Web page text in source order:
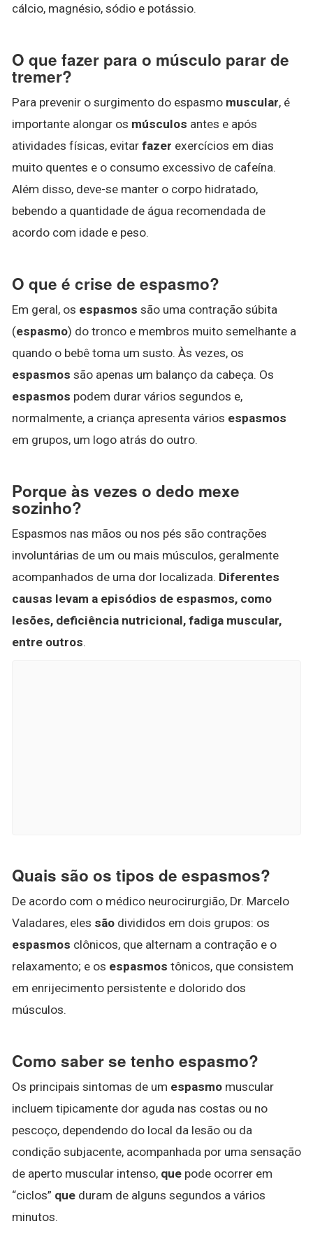
cálcio, magnésio, sódio e potássio.
O que fazer para o músculo parar de
tremer?
Para prevenir o surgimento do espasmo muscular, é
importante alongar os músculos antes e após
atividades físicas, evitar fazer exercícios em dias
muito quentes e o consumo excessivo de cafeína.
Além disso, deve-se manter o corpo hidratado,
bebendo a quantidade de água recomendada de
acordo com idade e peso.
O que é crise de espasmo?
Em geral, os espasmos são uma contração súbita
(espasmo) do tronco e membros muito semelhante a
quando o bebê toma um susto. Às vezes, os
espasmos são apenas um balanço da cabeça. Os
espasmos podem durar vários segundos e,
normalmente, a criança apresenta vários espasmos
em grupos, um logo atrás do outro.
Porque às vezes o dedo mexe
sozinho?
Espasmos nas mãos ou nos pés são contrações
involuntárias de um ou mais músculos, geralmente
acompanhados de uma dor localizada. Diferentes
causas levam a episódios de espasmos, como
lesões, deficiência nutricional, fadiga muscular,
entre outros.
Quais são os tipos de espasmos?
De acordo com o médico neurocirurgião, Dr. Marcelo
Valadares, eles são divididos em dois grupos: os
espasmos clônicos, que alternam a contração e o
relaxamento; e os espasmos tônicos, que consistem
em enrijecimento persistente e dolorido dos
músculos.
Como saber se tenho espasmo?
Os principais sintomas de um espasmo muscular
incluem tipicamente dor aguda nas costas ou no
pescoço, dependendo do local da lesão ou da
condição subjacente, acompanhada por uma sensação
de aperto muscular intenso, que pode ocorrer em
“ciclos” que duram de alguns segundos a vários
minutos.